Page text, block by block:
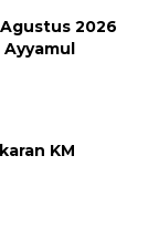
2026
Ayyamul
KM